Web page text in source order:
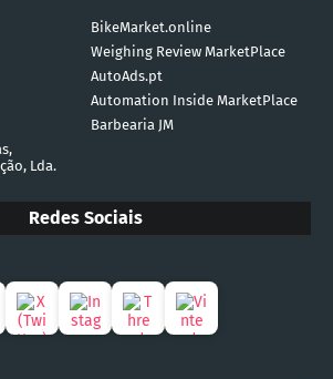
BikeMarket.online
Weighing Review MarketPlace
AutoAds.pt
Automation Inside MarketPlace
Barbearia JM
Lda.
Redes Sociais